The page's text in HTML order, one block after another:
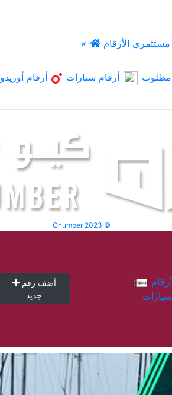
× مستثمري الأرقام
مطلوب أرقام سيارات أرقام أوريدو
Qnumber 2023 ©
أضف رقم
جديد
سيارات